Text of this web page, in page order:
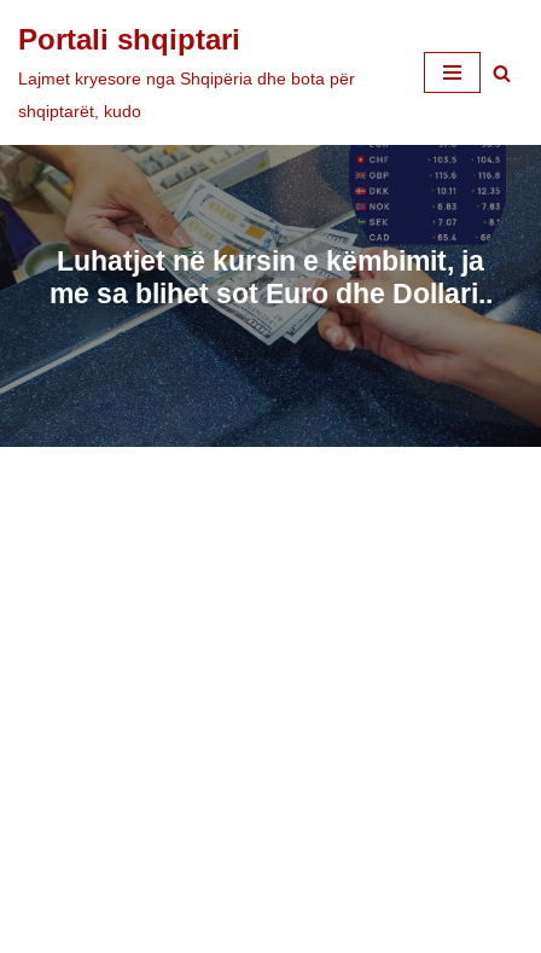
Skip
to
Portali shqiptari
Lajmet kryesore nga Shqipëria dhe bota për
shqiptarët, kudo
Luhatjet në kursin e këmbimit, ja
me sa blihet sot Euro dhe Dollari..